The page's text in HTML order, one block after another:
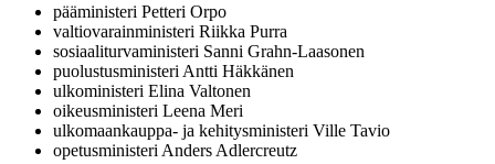
pääministeri Petteri Orpo
valtiovarainministeri Riikka Purra
sosiaaliturvaministeri Sanni Grahn-Laasonen
puolustusministeri Antti Häkkänen
ulkoministeri Elina Valtonen
oikeusministeri Leena Meri
ulkomaankauppa- ja kehitysministeri Ville Tavio
opetusministeri Anders Adlercreutz